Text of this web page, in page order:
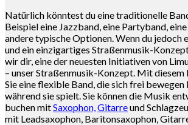
Natürlich könntest du eine traditionelle
Beispiel eine Jazzband, eine Partyband,
andere typische Optionen. Wenn du jedoch
und ein einzigartiges Straßenmusik-
wir dir, eine der neuesten Initiativen von
– unser Straßenmusik-Konzept. Mit diesem
Sie eine flexible Band, die sich frei bewegen
während sie spielt. Sie können die Musik
buchen mitSaxophon, Gitarreund
mit Leadsaxophon, Baritonsaxophon,